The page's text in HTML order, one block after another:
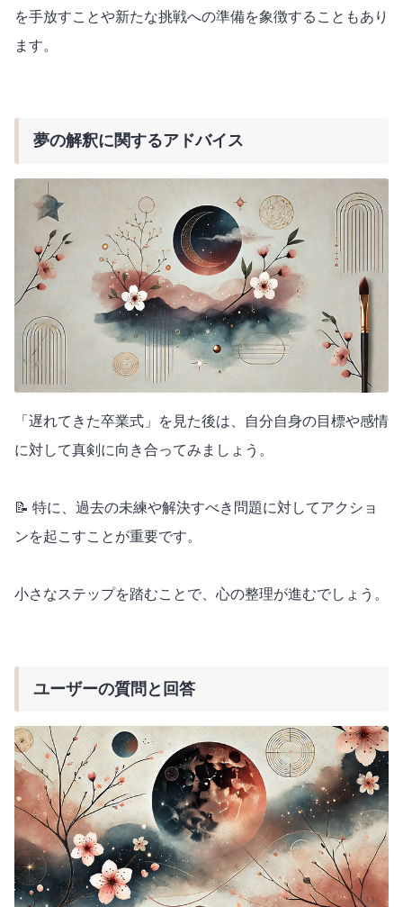
を手放すことや新たな挑戦への準備を象徴することもあり
ます。
夢の解釈に関するアドバイス
「遅れてきた卒業式」を見た後は、自分自身の目標や感情
に対して真剣に向き合ってみましょう。
📝 特に、過去の未練や解決すべき問題に対してアクショ
ンを起こすことが重要です。
小さなステップを踏むことで、心の整理が進むでしょう。
ユーザーの質問と回答